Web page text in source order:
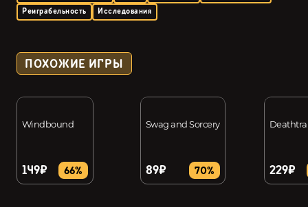
Реиграбельность
Исследования
ПОХОЖИЕ ИГРЫ
Windbound
149₽ 66%
Swag and Sorcery
89₽ 70% 229₽